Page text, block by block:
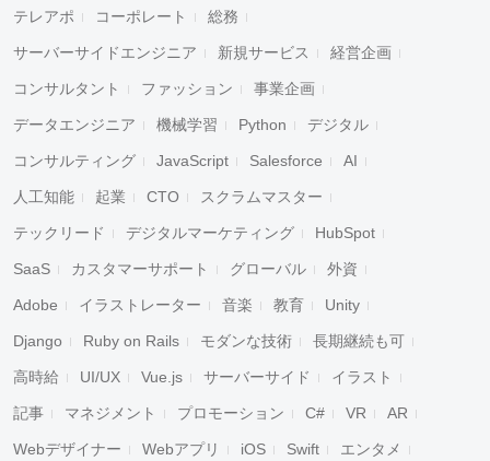
テレアポ コーポレート 総務
サーバーサイドエンジニア 新規サービス 経営企画
コンサルタント ファッション 事業企画
データエンジニア 機械学習 Python デジタル
コンサルティング JavaScript Salesforce AI
人工知能 起業 CTO スクラムマスター
テックリード デジタルマーケティング HubSpot
SaaS カスタマーサポート グローバル 外資
Adobe イラストレーター 音楽 教育 Unity
Django Ruby on Rails モダンな技術 長期継続も可
高時給 UI/UX Vue.js サーバーサイド イラスト
記事 マネジメント プロモーション C# VR AR
Webデザイナー Webアプリ iOS Swift エンタメ